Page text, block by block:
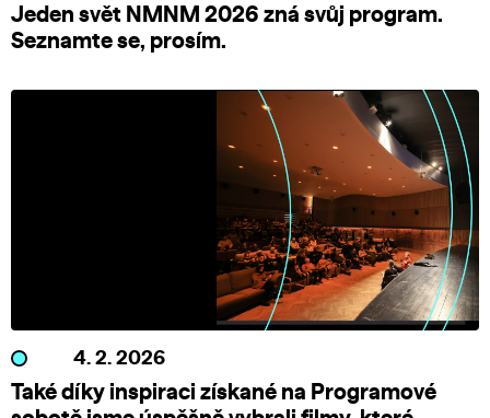
Jeden svět NMNM 2026 zná svůj program.
Seznamte se, prosím.
4. 2. 2026
Také díky inspiraci získané na Programové